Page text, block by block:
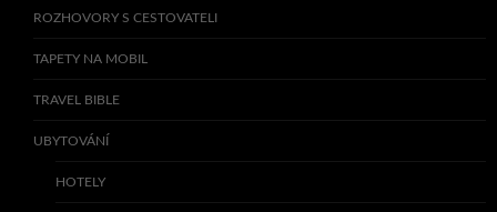
ROZHOVORY S CESTOVATELI
TAPETY NA MOBIL
TRAVEL BIBLE
UBYTOVÁNÍ
HOTELY